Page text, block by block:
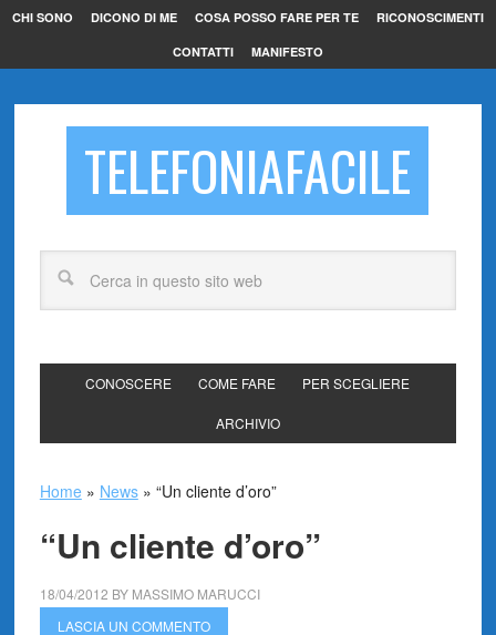
CHI SONO DICONO DI ME COSA POSSO FARE PER TE RICONOSCIMENTI
CONTATTI MANIFESTO
TELEFONIAFACILE
CONOSCERE COME FARE PER SCEGLIERE
ARCHIVIO
Home » News» “Un cliente d’oro”
“Un cliente d’oro”
18/04/2012 BY MASSIMO MARUCCI
LASCIA UN COMMENTO